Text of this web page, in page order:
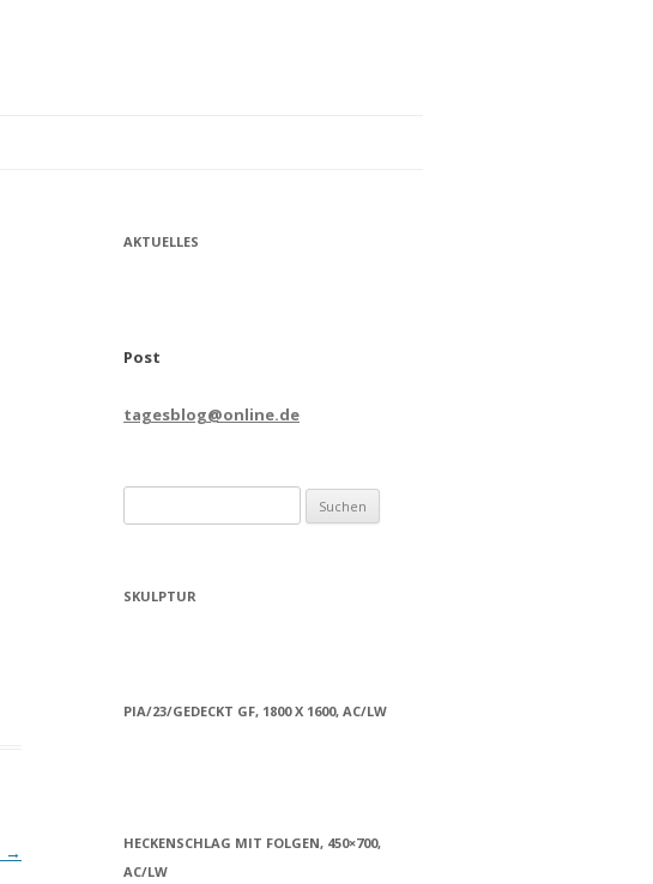
→
AKTUELLES
Post
tagesblog@online.de
nach:
SKULPTUR
PIA/23/GEDECKT GF, 1800 X 1600, AC/LW
HECKENSCHLAG MIT FOLGEN, 450×700,
AC/LW